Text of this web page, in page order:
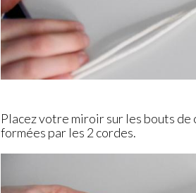
Placez votre miroir sur les bouts
formées par les 2 cordes.